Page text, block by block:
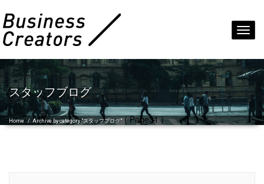
スタッフブログ
Home /Archive by category "スタッフブログ"( Page31 )